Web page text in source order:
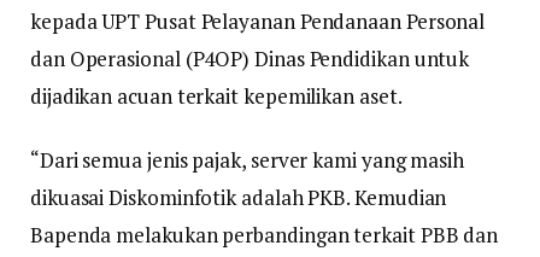
kepada UPT Pusat Pelayanan Pendanaan Personal
dan Operasional (P4OP) Dinas Pendidikan untuk
dijadikan acuan terkait kepemilikan aset.
“Dari semua jenis pajak, server kami yang masih
dikuasai Diskominfotik adalah PKB. Kemudian
Bapenda melakukan perbandingan terkait PBB dan